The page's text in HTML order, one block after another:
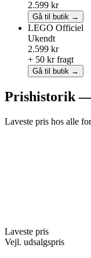
2.599 kr
Gå til butik →
LEGO Officiel
Ukendt
2.599 kr
+ 50 kr fragt
Gå til butik →
Prishistorik —
Laveste pris hos alle
Laveste pris
Vejl. udsalgspris